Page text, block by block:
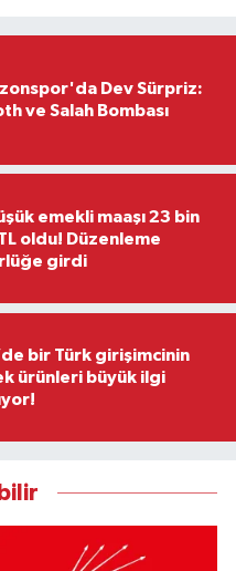
Dev Sürpriz:
ve Salah Bombası
emekli maaşı 23 bin
oldu! Düzenleme
girdi
bir Türk girişimcinin
ürünleri büyük ilgi